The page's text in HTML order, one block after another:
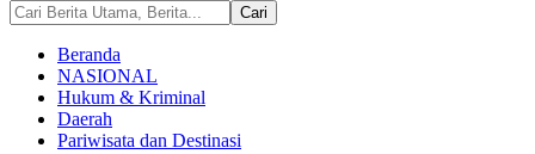
Beranda
NASIONAL
Hukum & Kriminal
Daerah
Pariwisata dan Destinasi